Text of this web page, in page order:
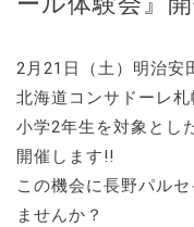
2月21日（土）明治
北海道コンサドーレ
小学2年生を対象とし
開催します!!
この機会に長野パル
ませんか？